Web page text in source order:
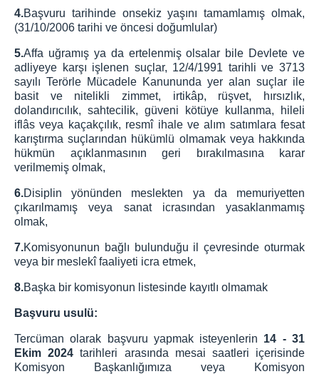
Ön Büro Tanıtım Broşürleri
Hukuk Mahkemeleri Ön Bürosu
Hukuk Mahkemeleri Çalışma Esasları
Muhabere Hukuk Mahkemeleri Ön Büro
Çalışma Esasları
Hukuk Mahkemeleri Tevzi Bürosu Çalışma
Esasları
Ön Büro Tanıtım Broşürü
BAŞSAVCILIK
Cumhuriyet Başsavcı Vekilleri
Basın Suçları Bürosu
Beyanname
Beyanname Ekinde İbraz Edilmesi Gereken
Medya İletişim Bürosu
Amaç ve Çalışma Şekli
4.Başvuru tarihinde onsekiz yaşını tamamlamış olmak,
(31/10/2006 tarihi ve öncesi doğumlular)
5.Affa uğramış ya da ertelenmiş olsalar bile Devlete ve
adliyeye karşı işlenen suçlar, 12/4/1991 tarihli ve 3713
sayılı Terörle Mücadele Kanununda yer alan suçlar ile
basit ve nitelikli zimmet, irtikâp, rüşvet, hırsızlık,
dolandırıcılık, sahtecilik, güveni kötüye kullanma, hileli
iflâs veya kaçakçılık, resmî ihale ve alım satımlara fesat
karıştırma suçlarından hükümlü olmamak veya hakkında
hükmün açıklanmasının geri bırakılmasına karar
verilmemiş olmak,
6.Disiplin yönünden meslekten ya da memuriyetten
çıkarılmamış veya sanat icrasından yasaklanmamış
olmak,
7.Komisyonunun bağlı bulunduğu il çevresinde oturmak
veya bir meslekî faaliyeti icra etmek,
8.Başka bir komisyonun listesinde kayıtlı olmamak
Başvuru usulü:
Tercüman olarak başvuru yapmak isteyenlerin 14 - 31
Ekim 2024 tarihleri arasında mesai saatleri içerisinde
Komisyon Başkanlığımıza veya Komisyon